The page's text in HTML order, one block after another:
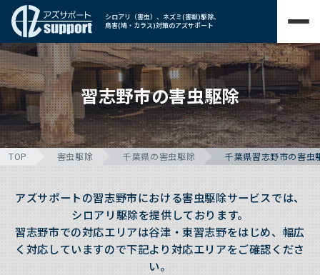
シロアリ（害虫）、ネズミ(害獣)駆除、
鳥害(鳩・カラス)対策のアズサポート
習志野市の害虫駆除
TOP 害虫駆除 千葉県の害虫駆除 千葉県習志野市の害虫
アズサポートの習志野市における害虫駆除サービスでは、
シロアリ駆除を提供しております。
習志野市での対応エリアは谷津・東習志野をはじめ、幅広
く対応していますので下記より対応エリアをご確認くださ
い。